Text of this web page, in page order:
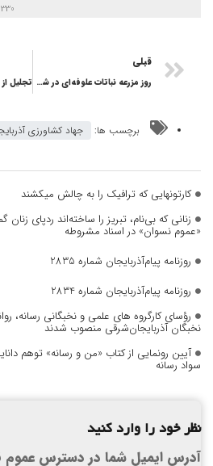
قبلی
روز مزرعه نباتات علوفه‌ای در شهرستان اهر برگزار شد
برچسب ها: جهاد کشاورزی
کارتونهایی که ترافیک را به چالش میکشند
زنانی که بی‌نام، تبریز را ساخته‌اند ردپای زنان
«عموم نسوان» در اسناد مشروطه
روزنامه پیام‌آذربایجان شماره 2835
روزنامه پیام‌آذربایجان شماره 2834
رؤسای کارگروه های علمی و نخبگانی رسانه،
نخبگان آذربایجان‌شرقی منصوب شدند
آیین رونمایی از کتاب «من و رسانه» توهم
سواد رسانه
نظر خود را وارد کنید
آدرس ایمیل شما در دسترس عموم